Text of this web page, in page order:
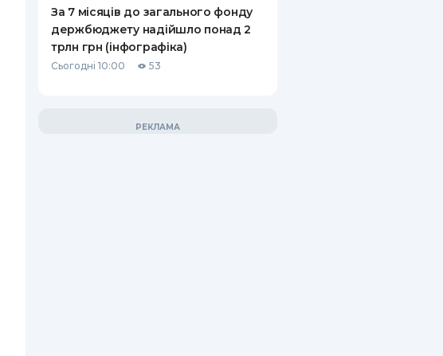
За 7 місяців до загального фонду
держбюджету надійшло понад 2
трлн грн (інфографіка)
Сьогодні 10:00 53